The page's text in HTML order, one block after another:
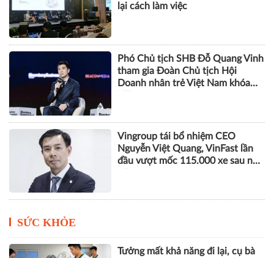
lại cách làm việc
Phó Chủ tịch SHB Đỗ Quang Vinh
tham gia Đoàn Chủ tịch Hội
Doanh nhân trẻ Việt Nam khóa
Vingroup tái bổ nhiệm CEO
Nguyễn Việt Quang, VinFast lần
đầu vượt mốc 115.000 xe sau nửa
SỨC KHỎE
Tưởng mất khả năng đi lại, cụ bà